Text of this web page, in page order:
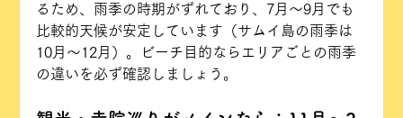
るため、雨季の時期がずれており、7月〜9月でも
比較的天候が安定しています（サムイ島の雨季は
10月〜12月）。ビーチ目的ならエリアごとの雨季
の違いを必ず確認しましょう。